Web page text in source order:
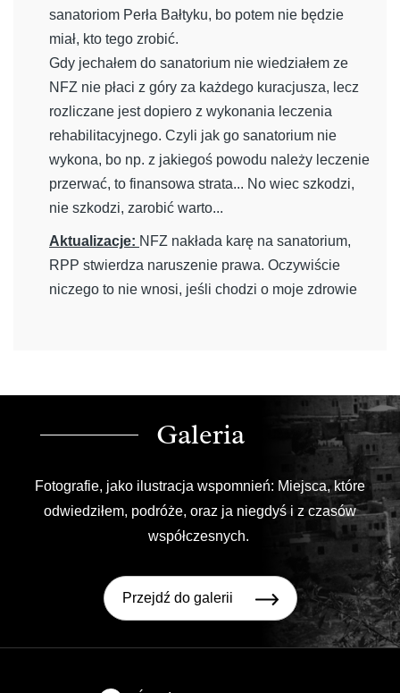
sanatoriom Perła Bałtyku, bo potem nie będzie
miał, kto tego zrobić.
Gdy jechałem do sanatorium nie wiedziałem ze
NFZ nie płaci z góry za każdego kuracjusza, lecz
rozliczane jest dopiero z wykonania leczenia
rehabilitacyjnego. Czyli jak go sanatorium nie
wykona, bo np. z jakiegoś powodu należy leczenie
przerwać, to finansowa strata... No wiec szkodzi,
nie szkodzi, zarobić warto...
Aktualizacje: NFZ nakłada karę na sanatorium,
RPP stwierdza naruszenie prawa. Oczywiście
niczego to nie wnosi, jeśli chodzi o moje zdrowie
Galeria
Fotografie, jako ilustracja wspomnień: Miejsca, które
odwiedziłem, podróże, oraz ja niegdyś i z czasów
współczesnych.
Przejdź do galerii